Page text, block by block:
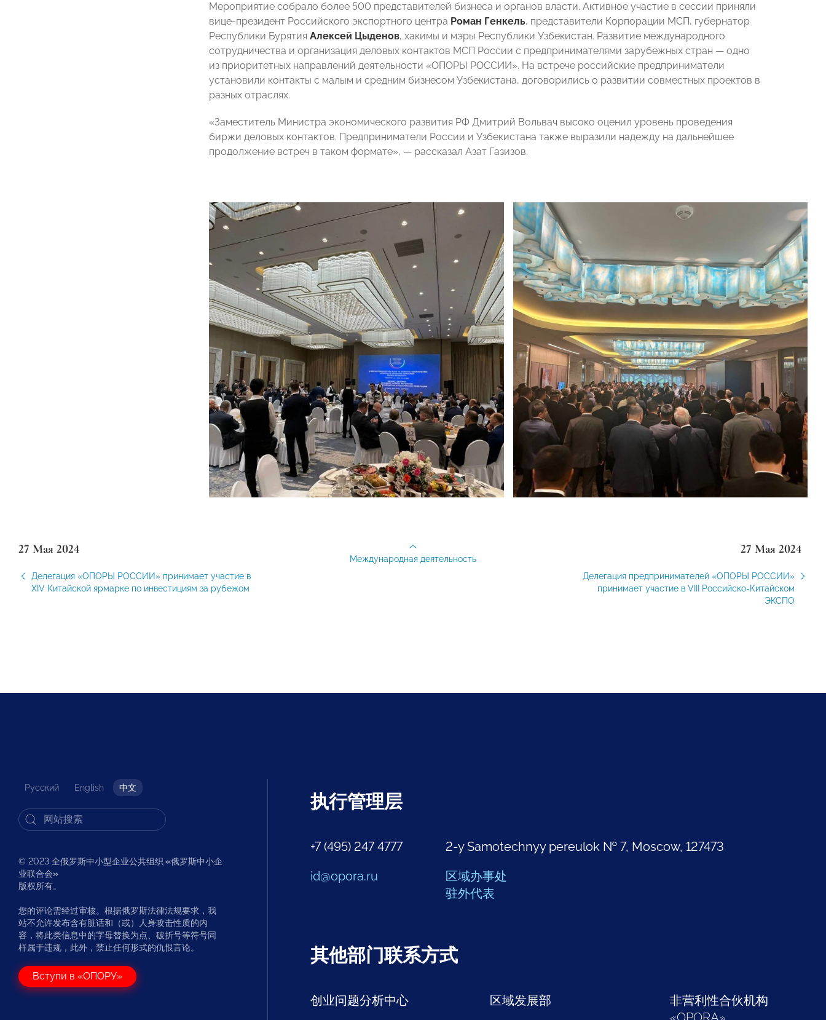
Мероприятие собрало более 500 представителей бизнеса и органов власти. Активное участие в сессии приняли
вице-президент Российского экспортного центра Роман Генкель, представители Корпорации МСП, губернатор
Республики Бурятия Алексей Цыденов, хакимы и мэры Республики Узбекистан. Развитие международного
сотрудничества и организация деловых контактов МСП России с предпринимателями зарубежных стран — одно
из приоритетных направлений деятельности «ОПОРЫ РОССИИ». На встрече российские предприниматели
установили контакты с малым и средним бизнесом Узбекистана, договорились о развитии совместных проектов в
разных отраслях.
«Заместитель Министра экономического развития РФ Дмитрий Вольвач высоко оценил уровень проведения
биржи деловых контактов. Предприниматели России и Узбекистана также выразили надежду на дальнейшее
продолжение встреч в таком формате», — рассказал Азат Газизов.
27 Мая 2024
Делегация «ОПОРЫ РОССИИ» принимает участие в
XIV Китайской ярмарке по инвестициям за рубежом
27 Мая 2024
Делегация предпринимателей «ОПОРЫ РОССИИ»
принимает участие в VIII Российско-Китайском
ЭКСПО
Международная деятельность
Русский English 中文
© 2023 全俄罗斯中小型企业公共组织 «俄罗斯中小企
业联合会»
版权所有。
您的评论需经过审核。根据俄罗斯法律法规要求，我
站不允许发布含有脏话和（或）人身攻击性质的内
容，将此类信息中的字母替换为点、破折号等符号同
样属于违规，此外，禁止任何形式的仇恨言论。
Вступи в «ОПОРУ»
执行管理层
+7 (495) 247 4777
id@opora.ru
2-y Samotechnyy pereulok № 7, Moscow, 127473
区域办事处
驻外代表
其他部门联系方式
创业问题分析中心 区域发展部
非营利性合伙机构